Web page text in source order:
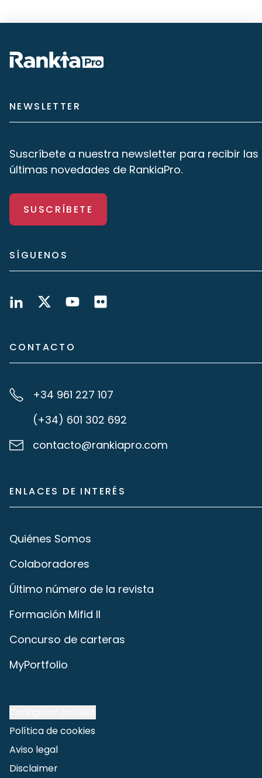
NEWSLETTER
Suscríbete a nuestra newsletter para recibir las
últimas novedades de RankiaPro.
SUSCRÍBETE
SÍGUENOS
CONTACTO
+34 961 227 107
(+34) 601 302 692
contacto@rankiapro.com
ENLACES DE INTERÉS
Quiénes Somos
Colaboradores
Último número de la revista
Formación Mifid II
Concurso de carteras
MyPortfolio
Política de cookies
Aviso legal
Disclaimer